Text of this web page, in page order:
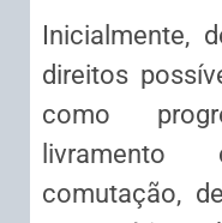
Inicialmente,
direitos
como
livramento
comutação,